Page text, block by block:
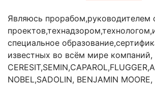
Являюсь прорабом,руководителем
специальное
известных во всём мире компаний,
NOBEL,SADOLIN, BENJAMIN MOORE,